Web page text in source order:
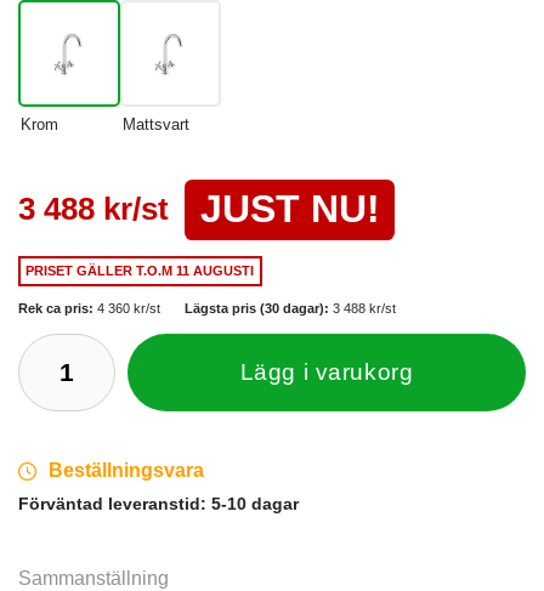
Krom Mattsvart
3 488 kr/st JUST NU!
PRISET GÄLLERT.O.M 11 AUGUSTI
Rek ca pris: 4 360 kr/st Lägsta pris (30 dagar): 3 488 kr/st
Lägg i varukorg
Beställningsvara
Förväntad leveranstid: 5-10 dagar
Sammanställning